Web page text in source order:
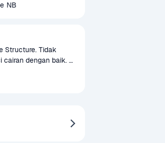
NB
Structure. Tidak
cairan dengan baik.
Dilengkapi